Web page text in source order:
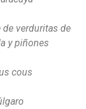
verduritas de
y piñones
cous